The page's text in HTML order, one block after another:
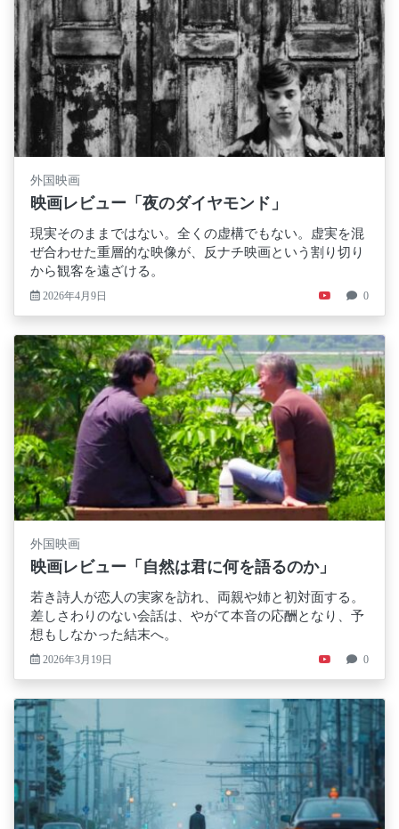
外国映画
映画レビュー「夜のダイヤモンド」
現実そのままではない。全くの虚構でもない。虚実を混
ぜ合わせた重層的な映像が、反ナチ映画という割り切り
から観客を遠ざける。
2026年4月9日 0
外国映画
映画レビュー「自然は君に何を語るのか」
若き詩人が恋人の実家を訪れ、両親や姉と初対面する。
差しさわりのない会話は、やがて本音の応酬となり、予
想もしなかった結末へ。
2026年3月19日 0